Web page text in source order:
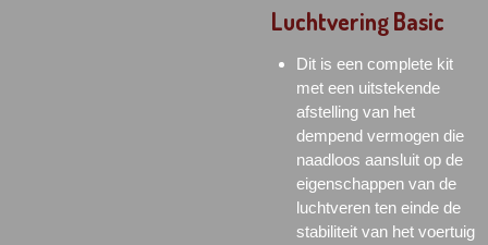
Luchtvering Basic
Dit is een complete kit
met een uitstekende
afstelling van het
dempend vermogen die
naadloos aansluit op de
eigenschappen van de
luchtveren ten einde de
stabiliteit van het voertuig